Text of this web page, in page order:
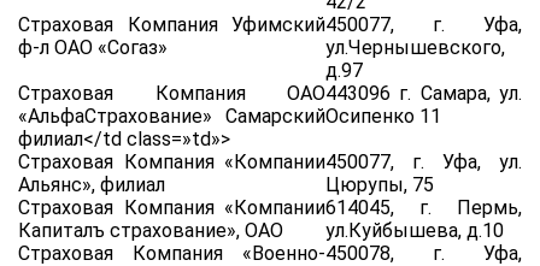
Страховая Компания Уфимский
ф-л ОАО «Согаз»
450077, г. Уфа,
ул.Чернышевского,
д.97
Страховая Компания ОАО
«АльфаСтрахование» Самарский
филиал</td class=»td»>
443096 г. Самара, ул.
Осипенко 11
Страховая Компания «Компании
Альянс», филиал
450077, г. Уфа, ул.
Цюрупы, 75
Страховая Компания «Компании
Капиталъ страхование», ОАО
614045, г. Пермь,
ул.Куйбышева, д.10
Страховая Компания «Военно-450078, г. Уфа,